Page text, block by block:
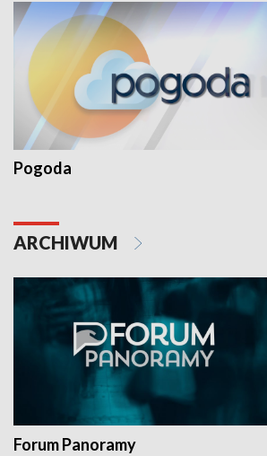
Pogoda
ARCHIWUM
Forum Panoramy